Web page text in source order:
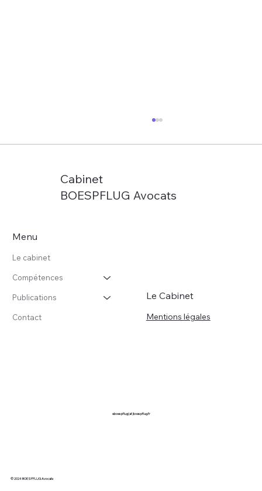
LIGNE ET CAP
Cabinet
BOESPFLUG Avocats
Menu
Le cabinet
Compétences
Publications
Contact
Le Cabinet
Mentions légales
eboespflug(at)boespflug.fr
© 2024 BOESPFLUG Avocats